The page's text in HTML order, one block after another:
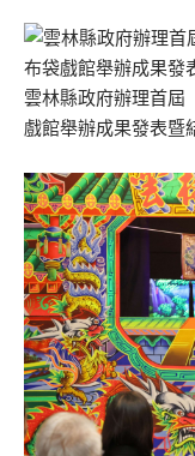
雲林縣政府辦理首屆
戲館舉辦成果發表暨